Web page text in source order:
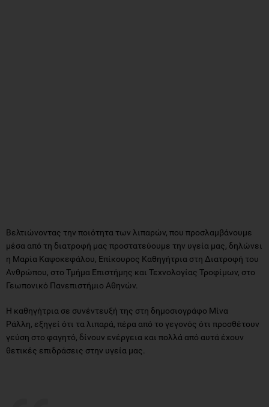
Βελτιώνοντας την ποιότητα των λιπαρών, που προσλαμβάνουμε
μέσα από τη διατροφή μας προστατεύουμε την υγεία μας, δηλώνει
η Μαρία Καψοκεφάλου, Επίκουρος Καθηγήτρια στη Διατροφή του
Ανθρώπου, στο Τμήμα Επιστήμης και Τεχνολογίας Τροφίμων, στο
Γεωπονικό Πανεπιστήμιο Αθηνών.
Η καθηγήτρια σε συνέντευξή της στη δημοσιογράφο Μίνα
Ράλλη, εξηγεί ότι τα λιπαρά, πέρα από το γεγονός ότι προσθέτουν
γεύση στο φαγητό, δίνουν ενέργεια και πολλά από αυτά έχουν
θετικές επιδράσεις στην υγεία μας.